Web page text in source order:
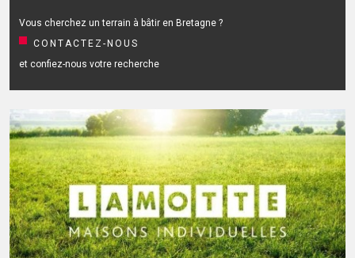
Vous cherchez un terrain à bâtir en Bretagne ?
CONTACTEZ-NOUS
et confiez-nous votre recherche